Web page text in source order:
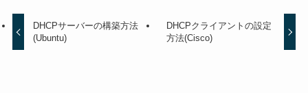
DHCPサーバーの構築方法
(Ubuntu)
DHCPクライアントの設定
方法(Cisco)